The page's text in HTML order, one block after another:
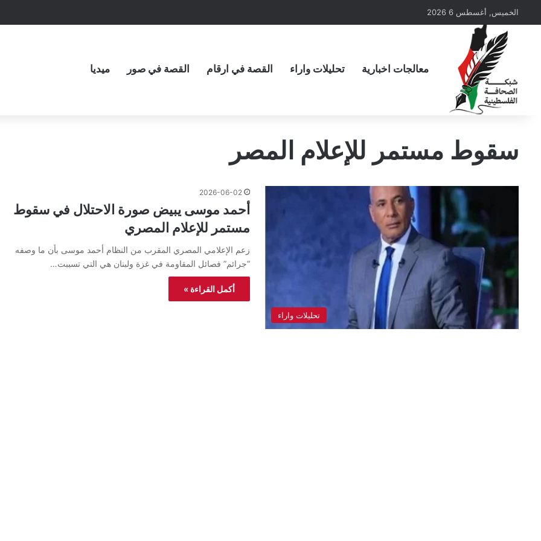
الخميس, أغسطس 6 2026
معالجات اخبارية تحليلات واراء القصة في ارقام القصة في صور ميديا
سقوط مستمر للإعلام المصر
تحليلات واراء
2026-06-02
أحمد موسى يبيض صورة الاحتلال في سقوط
مستمر للإعلام المصري
زعم الإعلامي المصري المقرب من النظام أحمد موسى بأن ما وصفه
“جرائم” فصائل المقاومة في غزة ولبنان هي التي تسببت…
أكمل القراءة »